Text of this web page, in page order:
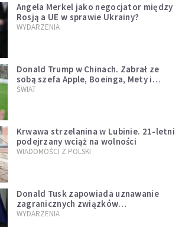
Angela Merkel jako negocjator między
Rosją a UE w sprawie Ukrainy?
WYDARZENIA
Donald Trump w Chinach. Zabrał ze
sobą szefa Apple, Boeinga, Mety i
Muska
ŚWIAT
Krwawa strzelanina w Lubinie. 21-letni
podejrzany wciąż na wolności
WIADOMOŚCI Z POLSKI
Donald Tusk zapowiada uznawanie
zagranicznych związków
jednopłciowych. "Państwo oblało ten
WYDARZENIA